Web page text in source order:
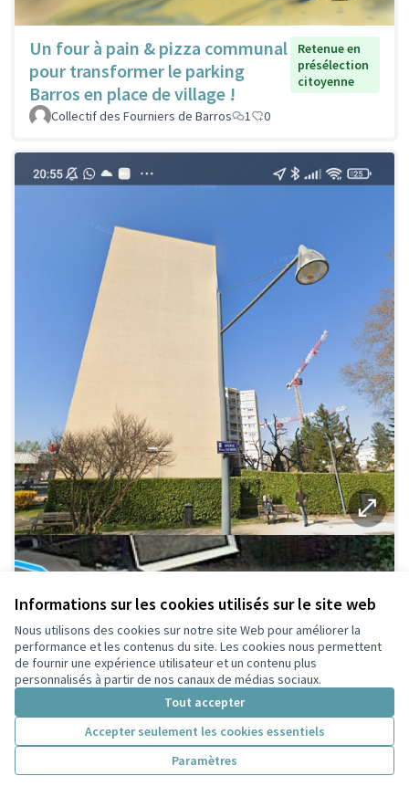
Informations sur les cookies utilisés sur le site web
Nous utilisons des cookies sur notre site Web pour améliorer la
performance et les contenus du site. Les cookies nous permettent
de fournir une expérience utilisateur et un contenu plus
personnalisés à partir de nos canaux de médias sociaux.
Tout accepter
Accepter seulement les cookies essentiels
Paramètres
Un four à pain & pizza communal
pour transformer le parking
Barros en place de village !
Retenue en
présélection
citoyenne
Collectif des Fourniers de Barros 1 0